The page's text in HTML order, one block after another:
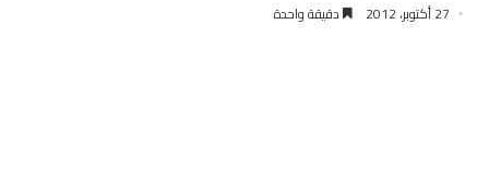
27 أكتوبر، 2012 دقيقة واحدة